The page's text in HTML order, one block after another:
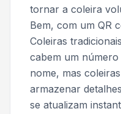
tornar a coleira
Bem, com um QR
Coleiras
cabem um
nome, mas
armazenar
se atualizam